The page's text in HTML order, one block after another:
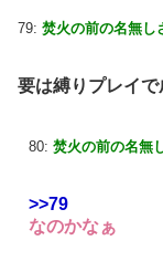
79: 焚火の前の名無し
要は縛りプレイ
80: 焚火の前の名無
>>79
なのかなぁ